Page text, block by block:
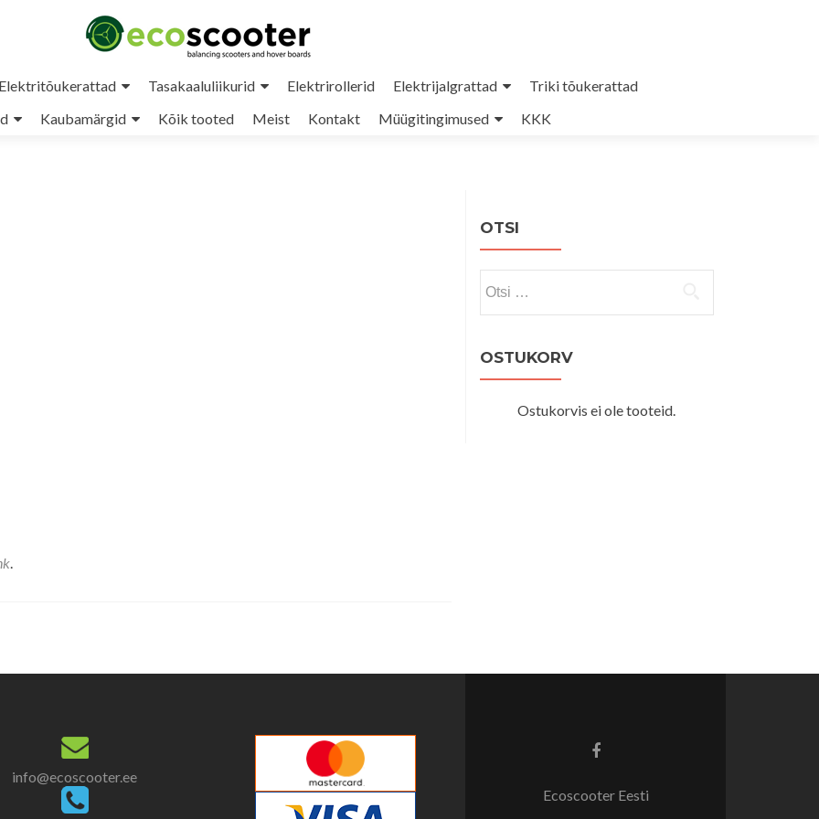
Elektritõukerattad Tasakaaluliikurid Elektrirollerid Elektrijalgrattad
Triki tõukerattad
Kaubamärgid Kõik tooted Meist Kontakt Müügitingimused KKK
.
OTSI
OSTUKORV
Ostukorvis ei ole tooteid.
info@ecoscooter.ee
Facebook
Ecoscooter Eesti